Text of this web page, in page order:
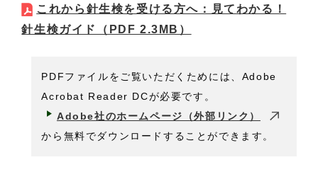
これから針生検を受ける方へ：見てわかる！
針生検ガイド
（PDF 2.3MB）
PDFファイルをご覧いただくためには、Adobe
Acrobat Reader DCが必要です。
Adobe社のホームページ（外部リンク）
から無料でダウンロードすることができます。